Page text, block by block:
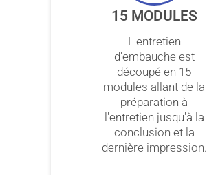
15 MODULES
L'entretien
d'embauche est
découpé en 15
modules allant de la
préparation à
l'entretien jusqu'à la
conclusion et la
dernière impression.